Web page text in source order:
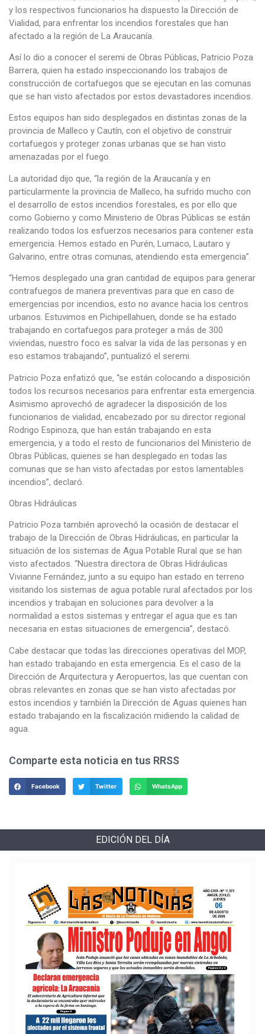
y los respectivos funcionarios ha dispuesto la Dirección de
Vialidad, para enfrentar los incendios forestales que han
afectado a la región de La Araucanía.
Así lo dio a conocer el seremi de Obras Públicas, Patricio Poza
Barrera, quien ha estado inspeccionando los trabajos de
construcción de cortafuegos que se ejecutan en las comunas
que se han visto afectados por estos devastadores incendios.
Estos equipos han sido desplegados en distintas zonas de la
provincia de Malleco y Cautín, con el objetivo de construir
cortafuegos y proteger zonas urbanas que se han visto
amenazadas por el fuego.
La autoridad dijo que, “la región de la Araucanía y en
particularmente la provincia de Malleco, ha sufrido mucho con
el desarrollo de estos incendios forestales, es por ello que
como Gobierno y como Ministerio de Obras Públicas se están
realizando todos los esfuerzos necesarios para contener esta
emergencia. Hemos estado en Purén, Lumaco, Lautaro y
Galvarino, entre otras comunas, atendiendo esta emergencia”.
“Hemos desplegado una gran cantidad de equipos para generar
contrafuegos de manera preventivas para que en caso de
emergencias por incendios, esto no avance hacia los centros
urbanos. Estuvimos en Pichipellahuen, donde se ha estado
trabajando en cortafuegos para proteger a más de 300
viviendas, nuestro foco es salvar la vida de las personas y en
eso estamos trabajando”, puntualizó el seremi.
Patricio Poza enfatizó que, “se están colocando a disposición
todos los recursos necesarios para enfrentar esta emergencia.
Asimismo aprovechó de agradecer la disposición de los
funcionarios de vialidad, encabezado por su director regional
Rodrigo Espinoza, que han están trabajando en esta
emergencia, y a todo el resto de funcionarios del Ministerio de
Obras Públicas, quienes se han desplegado en todas las
comunas que se han visto afectadas por estos lamentables
incendios”, declaró.
Obras Hidráulicas
Patricio Poza también aprovechó la ocasión de destacar el
trabajo de la Dirección de Obras Hidráulicas, en particular la
situación de los sistemas de Agua Potable Rural que se han
visto afectados. “Nuestra directora de Obras Hidráulicas
Vivianne Fernández, junto a su equipo han estado en terreno
visitando los sistemas de agua potable rural afectados por los
incendios y trabajan en soluciones para devolver a la
normalidad a estos sistemas y entregar el agua que es tan
necesaria en estas situaciones de emergencia”, destacó.
Cabe destacar que todas las direcciones operativas del MOP,
han estado trabajando en esta emergencia. Es el caso de la
Dirección de Arquitectura y Aeropuertos, las que cuentan con
obras relevantes en zonas que se han visto afectadas por
estos incendios y también la Dirección de Aguas quienes han
estado trabajando en la fiscalización midiendo la calidad de
agua.
Comparte esta noticia en tus RRSS
Facebook Twitter WhatsApp
EDICIÓN DEL DÍA